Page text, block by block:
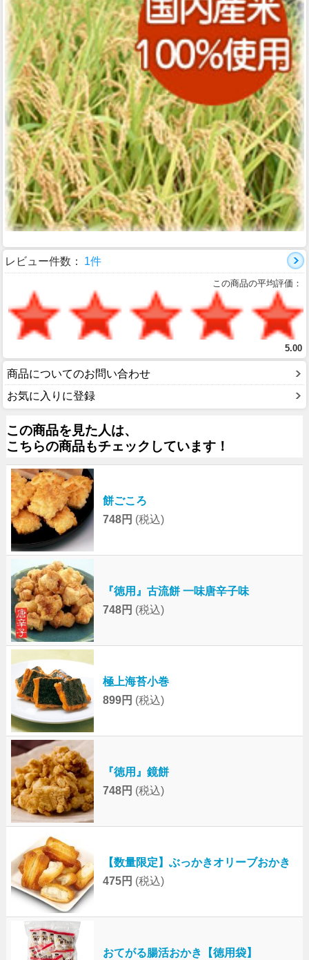
レビュー件数： 1件
この商品の平均評価：
5.00
商品についてのお問い合わせ
お気に入りに登録
この商品を見た人は、
こちらの商品もチェックしています！
餅ごころ
748円 (税込)
『徳用』古流餅 一味唐辛子味
748円 (税込)
極上海苔小巻
899円 (税込)
『徳用』鏡餅
748円 (税込)
【数量限定】ぶっかきオリーブおかき
475円 (税込)
おてがる腸活おかき【徳用袋】